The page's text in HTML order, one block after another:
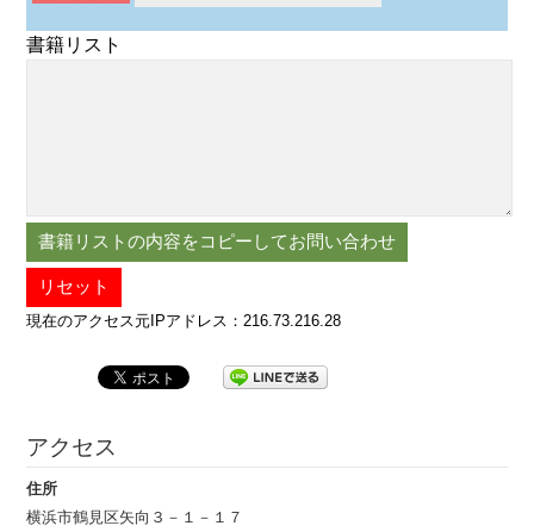
書籍リスト
現在のアクセス元IPアドレス：216.73.216.28
アクセス
住所
横浜市鶴見区矢向３－１－１７